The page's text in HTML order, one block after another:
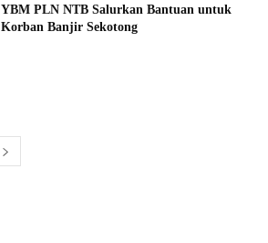
YBM PLN NTB Salurkan Bantuan untuk
Korban Banjir Sekotong